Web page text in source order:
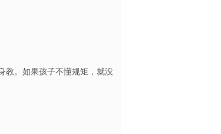
教。如果孩子不懂规矩，就没